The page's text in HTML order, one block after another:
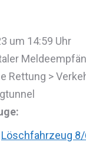
um 14:59 Uhr
Rettung >
Löschfahrzeug